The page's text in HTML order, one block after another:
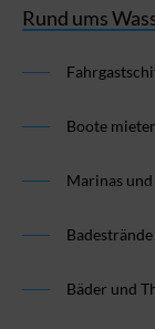
Rund ums
Boote
Marinas
Badestrände
Bäder und